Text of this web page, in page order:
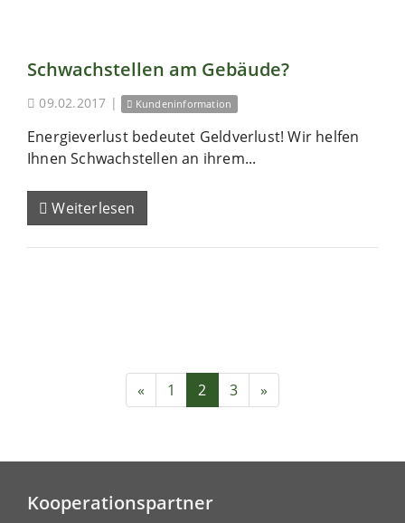
Schwachstellen am Gebäude?
09.02.2017 | Kundeninformation
Energieverlust bedeutet Geldverlust! Wir helfen
Ihnen Schwachstellen an ihrem...
Weiterlesen
« 1 2 3 »
Kooperationspartner